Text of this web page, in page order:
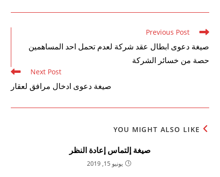
Read
articles
Previous Post
صيغة دعوى ابطال عقد شركة لعدم تحمل احد المساهمين
حصة من خسائر الشركة
Next Post
صيغة دعوى ادخال مرافق لعقار
YOU MIGHT ALSO LIKE
صيغة إلتماس إعادة النظر
يونيو 15, 2019